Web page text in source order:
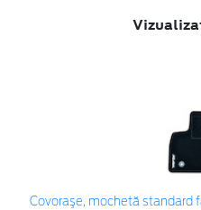
Covoraşe, mochetă standard